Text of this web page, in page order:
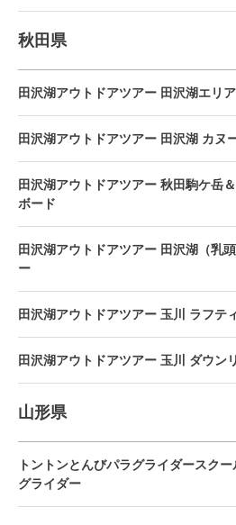
秋田県
田沢湖アウトドアツアー 田沢湖エリ
田沢湖アウトドアツアー 田沢湖 カヌ
田沢湖アウトドアツアー 秋田駒ケ岳
ボード
田沢湖アウトドアツアー 田沢湖（乳
ー
田沢湖アウトドアツアー 玉川 ラフテ
田沢湖アウトドアツアー 玉川 ダウン
山形県
トントンとんびパラグライダースク
グライダー